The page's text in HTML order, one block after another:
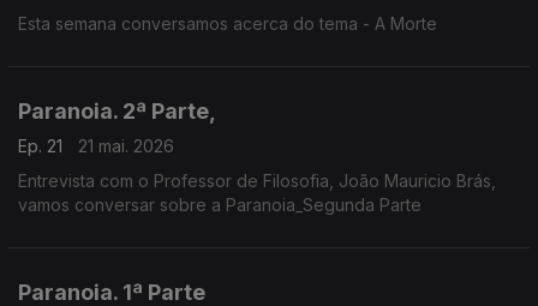
Esta semana conversamos acerca do tema - A Morte
Paranoia. 2ª Parte,
Ep. 21
21 mai. 2026
Entrevista com o Professor de Filosofia, João Mauricio Brás,
vamos conversar sobre a Paranoia_Segunda Parte
Paranoia. 1ª Parte